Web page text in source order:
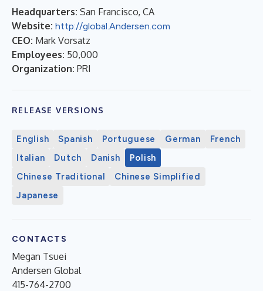
Headquarters: San Francisco, CA
Website: http://global.Andersen.com
CEO: Mark Vorsatz
Employees: 50,000
Organization: PRI
RELEASE VERSIONS
English Spanish Portuguese German
French
Italian
Dutch Danish
Polish
Chinese Traditional
Chinese Simplified
Japanese
CONTACTS
Megan Tsuei
Andersen Global
415-764-2700